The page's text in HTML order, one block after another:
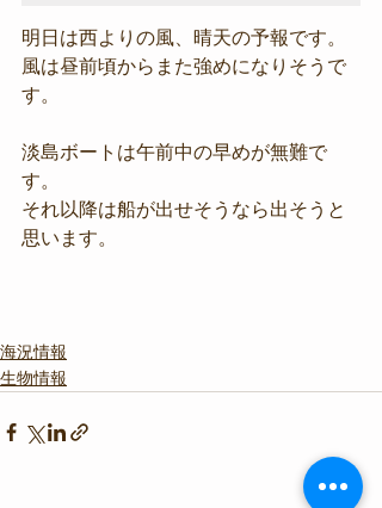
明日は西よりの風、晴天の予報です。
風は昼前頃からまた強めになりそうで
す。
淡島ボートは午前中の早めが無難で
す。
それ以降は船が出せそうなら出そうと
思います。
海況情報
生物情報